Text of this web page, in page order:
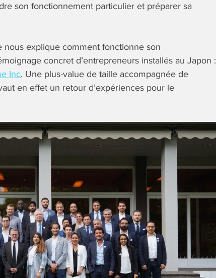
son fonctionnement particulier et préparer sa
nous explique comment fonctionne son
concret d’entrepreneurs installés au Japon :
Inc. Une plus-value de taille accompagnée de
en effet un retour d’expériences pour le